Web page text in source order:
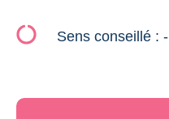
Sens conseillé : -